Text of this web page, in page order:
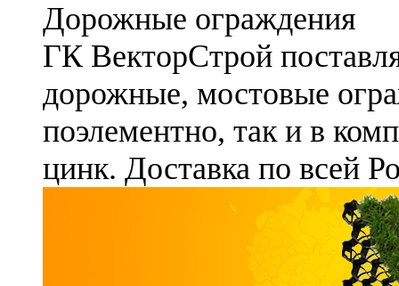
Дорожные ограждения
ГК ВекторСтрой
дорожные, мостовые
поэлементно, так и в
цинк. Доставка по всей